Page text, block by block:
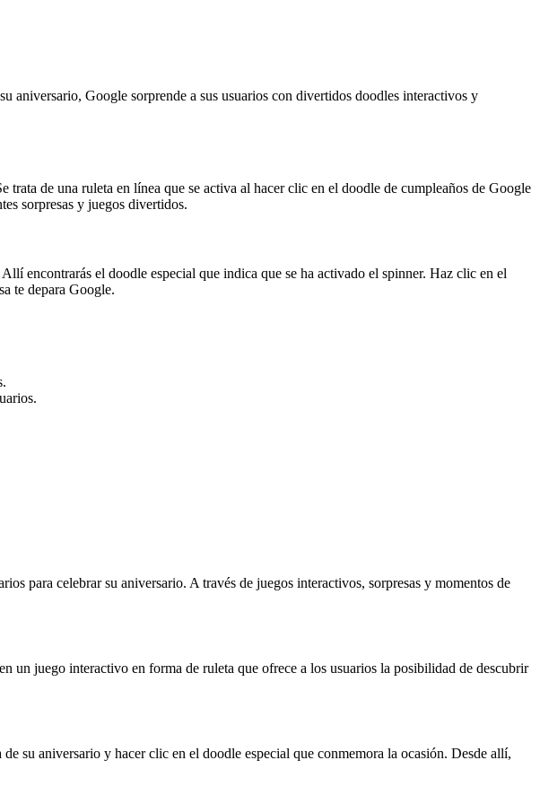
aniversario, Google sorprende a sus usuarios con divertidos doodles interactivos y
de una ruleta en línea que se activa al hacer clic en el doodle de cumpleaños de Google
sorpresas y juegos divertidos.
encontrarás el doodle especial que indica que se ha activado el spinner. Haz clic en el
te depara Google.
para celebrar su aniversario. A través de juegos interactivos, sorpresas y momentos de
un juego interactivo en forma de ruleta que ofrece a los usuarios la posibilidad de descubrir
su aniversario y hacer clic en el doodle especial que conmemora la ocasión. Desde allí,